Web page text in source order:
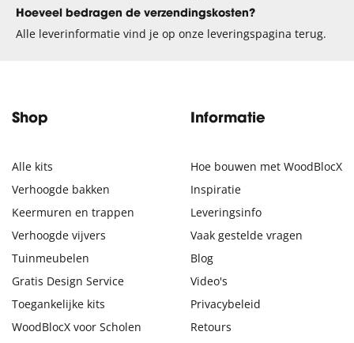
Hoeveel bedragen de verzendingskosten?
Alle leverinformatie vind je op onze leveringspagina terug.
Shop
Alle kits
Verhoogde bakken
Keermuren en trappen
Verhoogde vijvers
Tuinmeubelen
Gratis Design Service
Toegankelijke kits
WoodBlocX voor Scholen
Informatie
Hoe bouwen met WoodBlocX
Inspiratie
Leveringsinfo
Vaak gestelde vragen
Blog
Video's
Privacybeleid
Retours